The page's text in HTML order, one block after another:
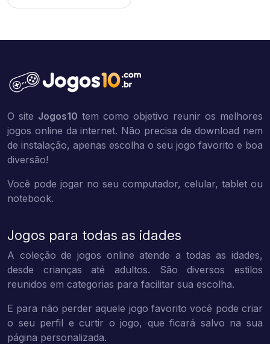
O site Jogos10 tem como objetivo reunir os melhores
jogos online da internet. Não precisa de download nem
de instalação, apenas escolha o seu jogo favorito e boa
diversão!
Você pode jogar no seu computador, celular, tablet ou
notebook.
Jogos para todas as idades
A coleção de jogos online atende a todas as idades,
desde crianças até adultos. São diversos estilos
reunidos em categorias para facilitar sua escolha.
E para não perder aquele jogo favorito você pode criar
o seu perfil e curtir o jogo, que ficará salvo na sua
página personalizada.